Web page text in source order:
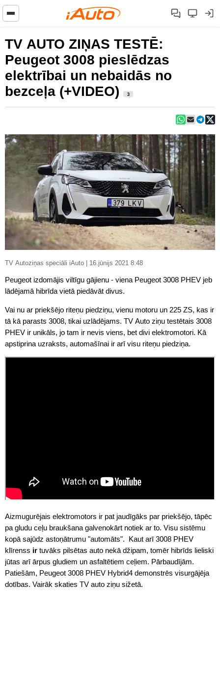
TV AUTO ZIŅAS TESTĒ:
Peugeot 3008 pieslēdzas
elektrībai un nebaidās no
bezceļa (+VIDEO)
3
TV Autoziņas speciāli iAuto | 16.jūnijs 2021 8:48
Peugeot izdomājis viltīgu gājienu - viena Peugeot 3008 PHEV jeb
lādējamā hibrīda vietā piedāvāt divus.
Vai nu ar priekšējo riteņu piedziņu, vienu motoru un 225 ZS, kas ir
tā kā parasts 3008, tikai uzlādējams. TV Auto ziņu testētais 3008
PHEV ir unikāls, jo tam ir nevis viens, bet divi elektromotori. Kā
apstiprina uzraksts, automašīnai ir arī visu riteņu piedziņa.
Aizmugurējais elektromotors ir pat jaudīgāks par priekšējo, tāpēc
pa gludu ceļu braukšana galvenokārt notiek ar to. Visu sistēmu
kopā sajūdz astoņātrumu "automāts". Kaut arī 3008 PHEV
klīrenss ir tuvāks pilsētas auto nekā džipam, tomēr hibrīds lieliski
jūtas arī ārpus gludiem un asfaltētiem ceļiem. Pārbaudījām.
Patiešām, Peugeot 3008 PHEV Hybrid4 demonstrēs visurgājēja
dotības. Vairāk skaties TV auto ziņu sižetā.